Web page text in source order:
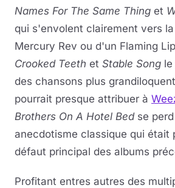
Names For The Same Thing et
qui s'envolent clairement vers
Mercury Rev ou d'un Flaming
Crooked Teeth et Stable Song
des chansons plus
pourrait presque attribuer à
Brothers On A Hotel Bedse perd
anecdotisme classique qui était
défaut principal des albums
Profitant entres autres des